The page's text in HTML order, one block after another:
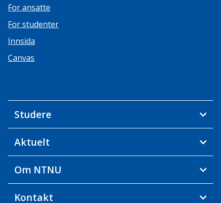
For ansatte
For studenter
Innsida
Canvas
Studere
Aktuelt
Om NTNU
Kontakt